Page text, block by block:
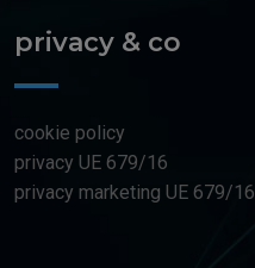
privacy & co
cookie policy
privacy UE 679/16
privacy marketing UE 679/16